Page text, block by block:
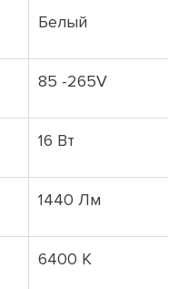
Белый
85 -265V
16 Вт
1440 Лм
6400 К